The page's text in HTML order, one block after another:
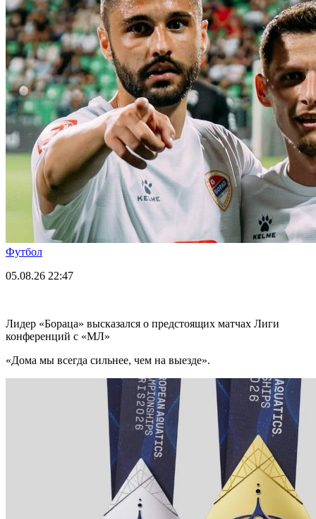
Футбол
05.08.26 22:47
Лидер «Бораца» высказался о предстоящих матчах Лиги
конференций с «МЛ»
«Дома мы всегда сильнее, чем на выезде».